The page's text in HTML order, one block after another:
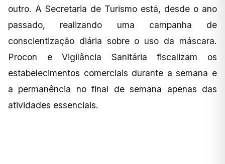
outro. A Secretaria de Turismo está, desde o ano
passado, realizando uma campanha de
conscientização diária sobre o uso da máscara.
Procon e Vigilância Sanitária fiscalizam os
estabelecimentos comerciais durante a semana e
a permanência no final de semana apenas das
atividades essenciais.